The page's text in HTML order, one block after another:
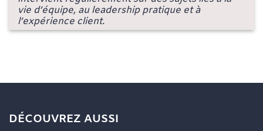
vie d’équipe, au leadership pratique et à
l’expérience client.
DÉCOUVREZ AUSSI